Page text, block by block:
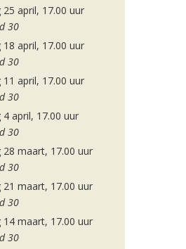
april, 17.00 uur
30
april, 17.00 uur
30
april, 17.00 uur
30
april, 17.00 uur
30
28 maart, 17.00 uur
30
21 maart, 17.00 uur
30
14 maart, 17.00 uur
30